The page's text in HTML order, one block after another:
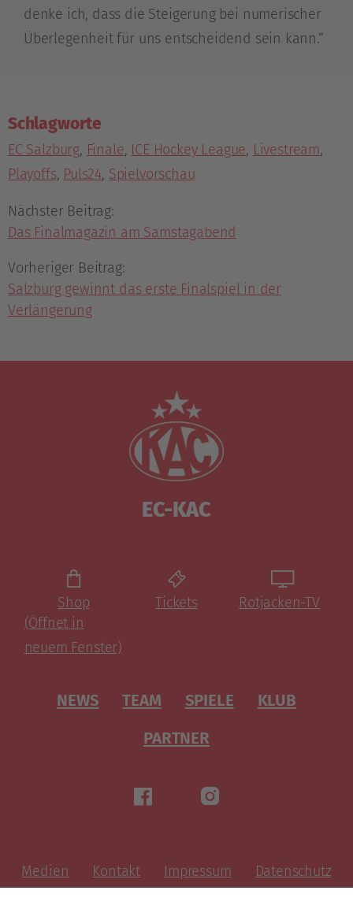
denke ich, dass die Steigerung bei numerischer
Überlegenheit für uns entscheidend sein kann.“
Schlagworte
EC Salzburg, Finale, ICE Hockey League, Livestream,
Playoffs, Puls24, Spielvorschau
Nächster Beitrag:
Das Finalmagazin am Samstagabend
Vorheriger Beitrag:
Salzburg gewinnt das erste Finalspiel in der
Verlängerung
EC-KAC
Shop
(Öffnet in
neuem Fenster)
Tickets Rotjacken-TV
NEWS TEAM SPIELE
KLUB
PARTNER
Medien Kontakt Impressum Datenschutz